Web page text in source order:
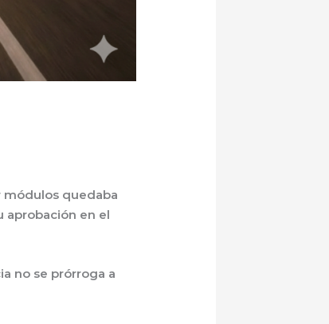
módulos quedaba
aprobación en el
no se prórroga a